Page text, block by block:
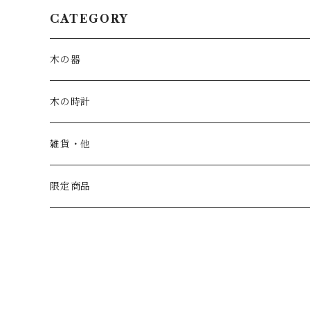
CATEGORY
木の器
お皿・鉢
カップ
トレー
木の時計
一枚板時計
振り子時計
雑貨・他
こども家具
限定商品